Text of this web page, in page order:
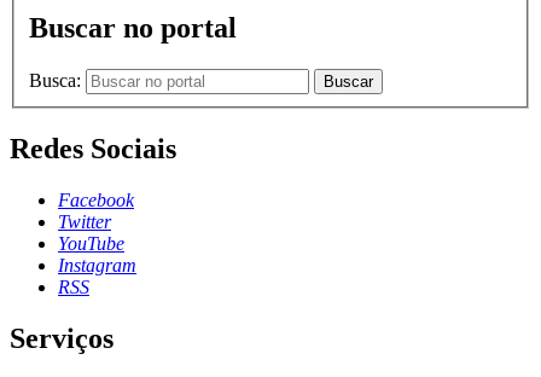
Buscar no portal
Busca: Buscar
Redes Sociais
Facebook
Twitter
YouTube
Instagram
RSS
Serviços